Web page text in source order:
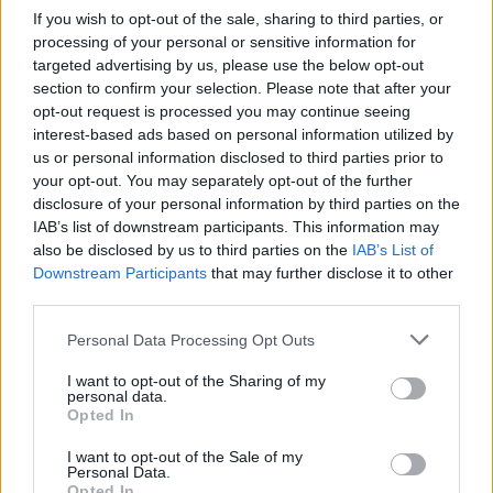
If you wish to opt-out of the sale, sharing to third parties, or
processing of your personal or sensitive information for
targeted advertising by us, please use the below opt-out
section to confirm your selection. Please note that after your
opt-out request is processed you may continue seeing
interest-based ads based on personal information utilized by
us or personal information disclosed to third parties prior to
your opt-out. You may separately opt-out of the further
disclosure of your personal information by third parties on the
IAB’s list of downstream participants. This information may
also be disclosed by us to third parties on the IAB’s List of
Downstream Participants that may further disclose it to other
Personal Data Processing Opt Outs
I want to opt-out of the Sharing of my
personal data.
Opted In
I want to opt-out of the Sale of my
Personal Data.
Comentari: